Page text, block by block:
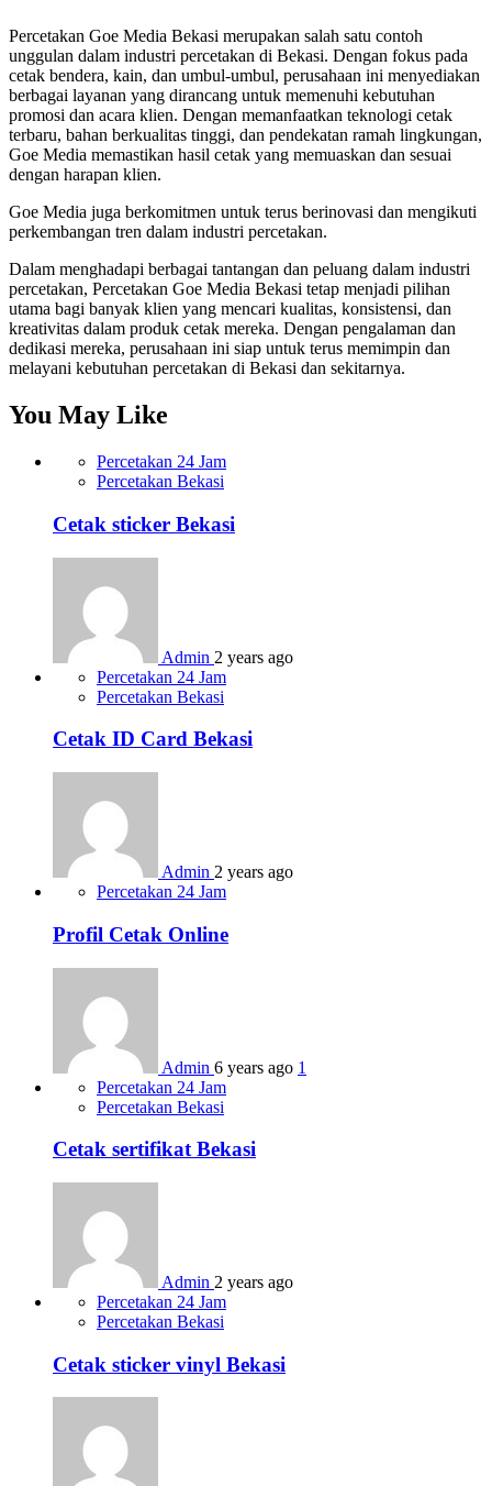
Percetakan Goe Media Bekasi merupakan salah satu contoh
unggulan dalam industri percetakan di Bekasi. Dengan fokus pada
cetak bendera, kain, dan umbul-umbul, perusahaan ini menyediakan
berbagai layanan yang dirancang untuk memenuhi kebutuhan
promosi dan acara klien. Dengan memanfaatkan teknologi cetak
terbaru, bahan berkualitas tinggi, dan pendekatan ramah lingkungan,
Goe Media memastikan hasil cetak yang memuaskan dan sesuai
dengan harapan klien.
Goe Media juga berkomitmen untuk terus berinovasi dan mengikuti
perkembangan tren dalam industri percetakan.
Dalam menghadapi berbagai tantangan dan peluang dalam industri
percetakan, Percetakan Goe Media Bekasi tetap menjadi pilihan
utama bagi banyak klien yang mencari kualitas, konsistensi, dan
kreativitas dalam produk cetak mereka. Dengan pengalaman dan
dedikasi mereka, perusahaan ini siap untuk terus memimpin dan
melayani kebutuhan percetakan di Bekasi dan sekitarnya.
You May Like
Percetakan 24 Jam
Percetakan Bekasi
Cetak sticker Bekasi
Admin 2 years ago
Percetakan 24 Jam
Percetakan Bekasi
Cetak ID Card Bekasi
Admin 2 years ago
Percetakan 24 Jam
Profil Cetak Online
Admin 6 years ago 1
Percetakan 24 Jam
Percetakan Bekasi
Cetak sertifikat Bekasi
Admin 2 years ago
Percetakan 24 Jam
Percetakan Bekasi
Cetak sticker vinyl Bekasi